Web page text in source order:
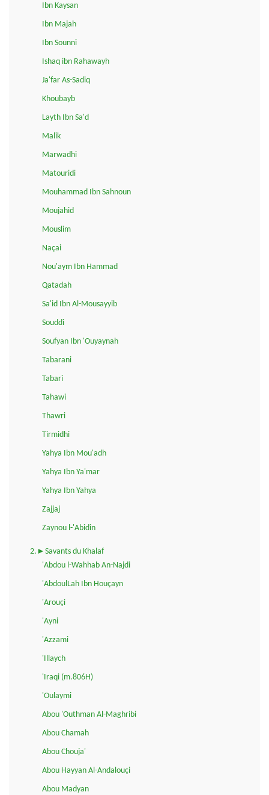
Ibn Kaysan
Ibn Majah
Ibn Sounni
Ishaq ibn Rahawayh
Ja'far As-Sadiq
Khoubayb
Layth Ibn Sa'd
Malik
Marwadhi
Matouridi
Mouhammad Ibn Sahnoun
Moujahid
Mouslim
Naçai
Nou'aym Ibn Hammad
Qatadah
Sa'id Ibn Al-Mousayyib
Souddi
Soufyan Ibn 'Ouyaynah
Tabarani
Tabari
Tahawi
Thawri
Tirmidhi
Yahya Ibn Mou'adh
Yahya Ibn Ya'mar
Yahya Ibn Yahya
Zajjaj
Zaynou l-'Abidin
2.►Savants du Khalaf
'Abdou l-Wahhab An-Najdi
'AbdoulLah Ibn Houçayn
'Arouçi
'Ayni
'Azzami
'Illaych
'Iraqi (m.806H)
'Oulaymi
Abou 'Outhman Al-Maghribi
Abou Chamah
Abou Chouja'
Abou Hayyan Al-Andalouçi
Abou Madyan